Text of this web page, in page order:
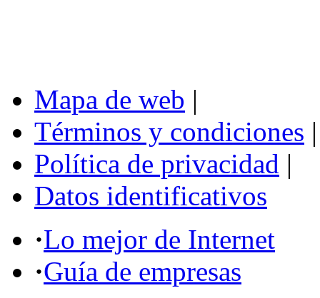
Mapa de web |
Términos y condiciones |
Política de privacidad |
Datos identificativos
·Lo mejor de Internet
·Guía de empresas